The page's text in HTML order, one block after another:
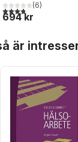
röster:
3,8utav 5 stjärnor.
(6)
694 kr
är